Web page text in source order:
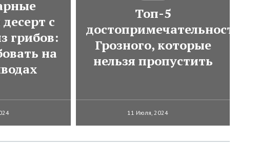
с
грибов:
на
Топ-5
достопримечательностей
Грозного, которые
нельзя пропустить
11 Июля, 2024